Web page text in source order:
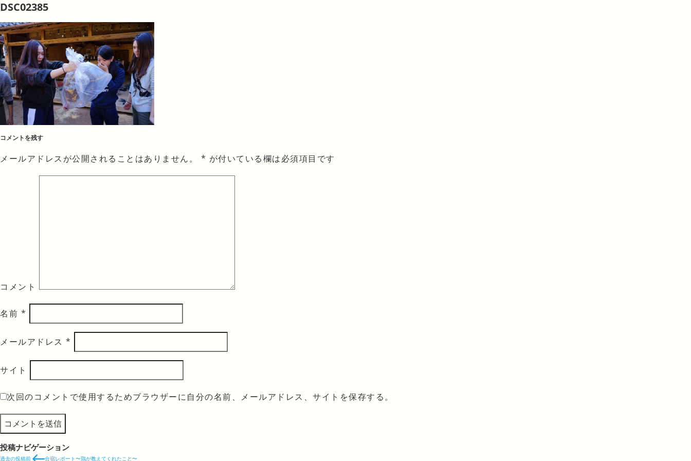
DSC02385
コメントを残す
メールアドレスが公開されることはありません。 * が付いている欄は必須項目です
コメント
名前 *
メールアドレス *
サイト
次回のコメントで使用するためブラウザーに自分の名前、メールアドレス、サイトを保存する。
投稿ナビゲーション
過去の投稿前 合宿レポート〜鶏が教えてくれたこと〜